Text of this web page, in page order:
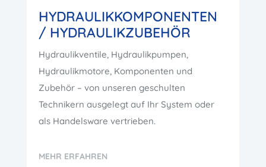
HYDRAULIKKOMPONENTEN
/ HYDRAULIKZUBEHÖR
Hydraulikventile, Hydraulikpumpen,
Hydraulikmotore, Komponenten und
Zubehör – von unseren geschulten
Technikern ausgelegt auf Ihr System oder
als Handelsware vertrieben.
MEHR ERFAHREN